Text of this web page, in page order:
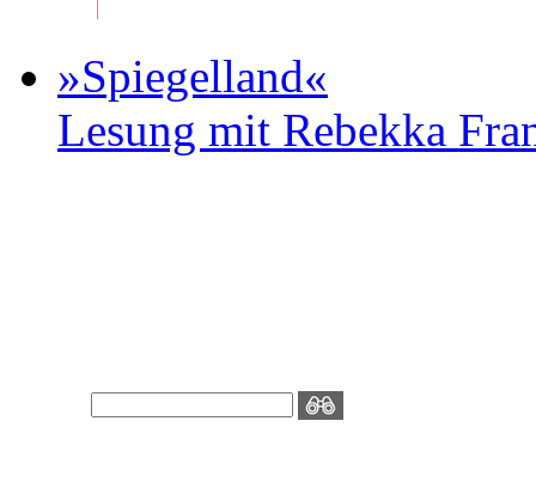
»Spiegelland«
Lesung mit Rebekka